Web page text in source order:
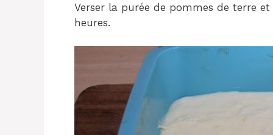
Verser la purée de pommes de terre et
heures.